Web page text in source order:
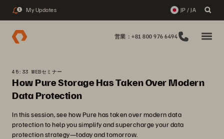
1 My Updates JP / JA
営業：+81 800 976 6494
45:33 WEBセミナー
How Pure Storage Has Taken Over Modern
Data Protection
In this session, see how Pure has taken over modern data
protection to help you simplify and supercharge your data
protection strategy—today and tomorrow.